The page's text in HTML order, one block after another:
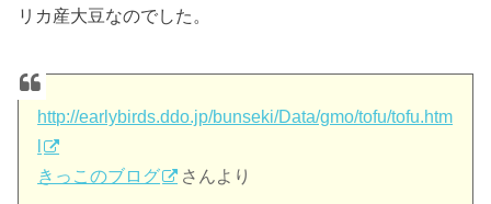
リカ産大豆なのでした。
http://earlybirds.ddo.jp/bunseki/Data/gmo/tofu/tofu.htm
きっこのブログ
さんより